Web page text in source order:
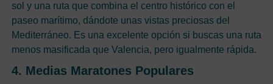
sol y una ruta que combina el centro histórico con el
paseo marítimo, dándote unas vistas preciosas del
Mediterráneo. Es una excelente opción si buscas una ruta
menos masificada que Valencia, pero igualmente rápida.
4. Medias Maratones Populares